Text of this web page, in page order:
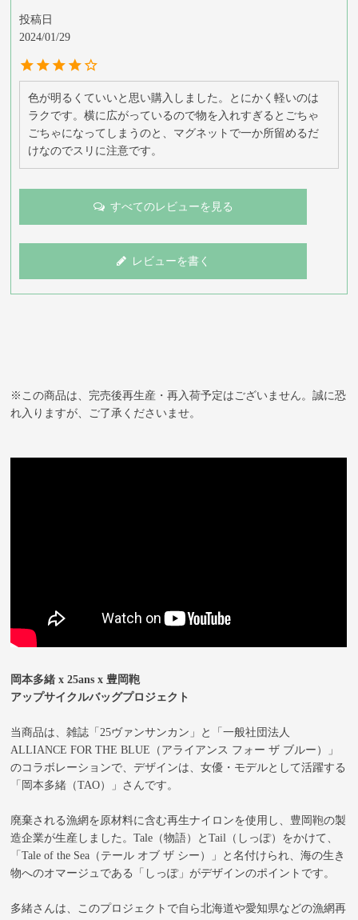
投稿日
2024/01/29
色が明るくていいと思い購入しました。とにかく軽いのは
ラクです。横に広がっているので物を入れすぎるとごちゃ
ごちゃになってしまうのと、マグネットで一か所留めるだ
けなのでスリに注意です。
すべてのレビューを見る
レビューを書く
※この商品は、完売後再生産・再入荷予定はございません。誠に恐
れ入りますが、ご了承くださいませ。
岡本多緒 x 25ans x 豊岡鞄
アップサイクルバッグプロジェクト
当商品は、雑誌「25ヴァンサンカン」と「一般社団法人
ALLIANCE FOR THE BLUE（アライアンス フォー ザ ブルー）」
のコラボレーションで、デザインは、女優・モデルとして活躍する
「岡本多緒（TAO）」さんです。
廃棄される漁網を原材料に含む再生ナイロンを使用し、豊岡鞄の製
造企業が生産しました。Tale（物語）とTail（しっぽ）をかけて、
「Tale of the Sea（テール オブ ザ シー）」と名付けられ、海の生き
物へのオマージュである「しっぽ」がデザインのポイントです。
多緒さんは、このプロジェクトで自ら北海道や愛知県などの漁網再